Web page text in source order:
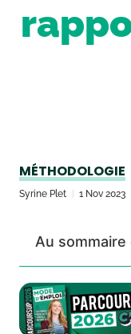
MÉTHODOLOGIE
Syrine Plet 1 Nov 2023
Au